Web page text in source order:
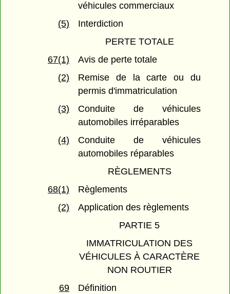
véhicules commerciaux
(5)
Interdiction
PERTE TOTALE
67(1)
Avis de perte totale
(2)
Remise de la carte ou du
permis d'immatriculation
(3)
Conduite de véhicules
automobiles irréparables
(4)
Conduite de véhicules
automobiles réparables
RÈGLEMENTS
68(1)
Règlements
(2)
Application des règlements
PARTIE 5
IMMATRICULATION DES
VÉHICULES À CARACTÈRE
NON ROUTIER
69
Définition